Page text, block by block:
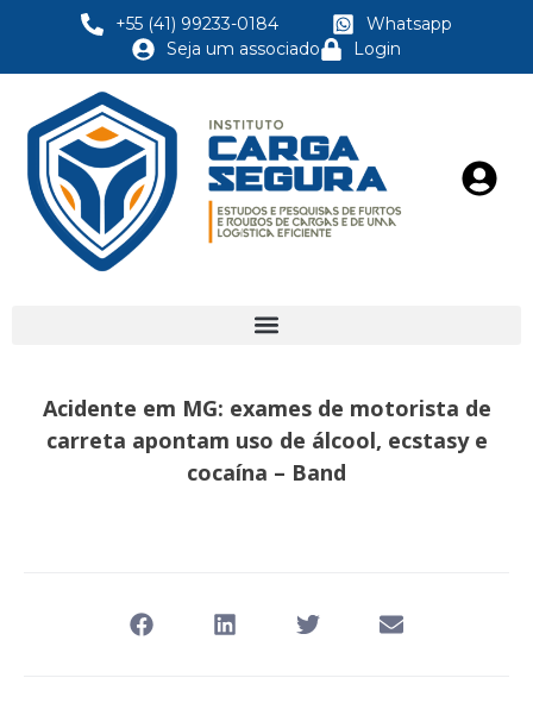
+55 (41) 99233-0184
Whatsapp
Seja um associado
Login
Acidente em MG: exames de motorista de
carreta apontam uso de álcool, ecstasy e
cocaína – Band